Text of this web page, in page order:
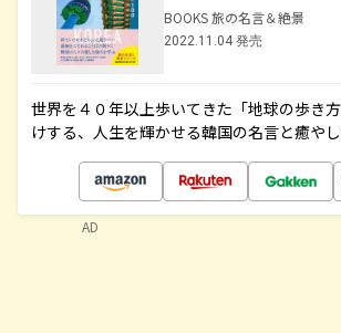
BOOKS 旅の名言＆絶景
2022.11.04 発売
世界を４０年以上歩いてきた「地球の歩き
けする、人生を輝かせる韓国の名言と癒や
AD